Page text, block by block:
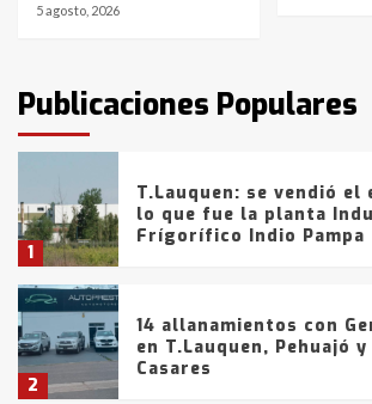
5 agosto, 2026
Publicaciones Populares
fueron detenidos por
comercialización de
tarde del sábado
1
T.Lauquen: se vendió el
lo que fue la planta
Frígorífico Indio Pampa
2
14 allanamientos con
en T.Lauquen, Pehuajó
Casares